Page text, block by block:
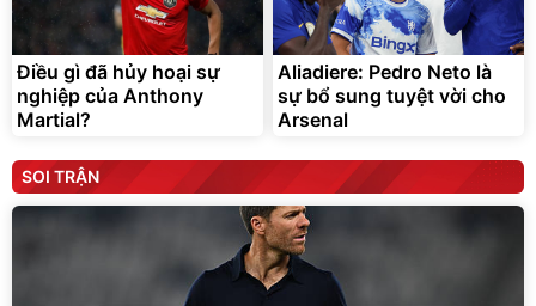
Điều gì đã hủy hoại sự
nghiệp của Anthony
Martial?
Aliadiere: Pedro Neto là
sự bổ sung tuyệt vời cho
Arsenal
SOI TRẬN